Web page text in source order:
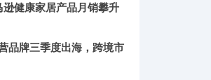
健康家居产品月销攀升
品牌三季度出海，跨境市